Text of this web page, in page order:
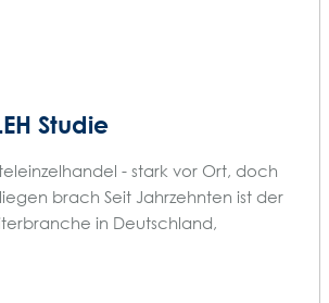
Studie
- stark vor Ort, doch
brach Seit Jahrzehnten ist der
in Deutschland,